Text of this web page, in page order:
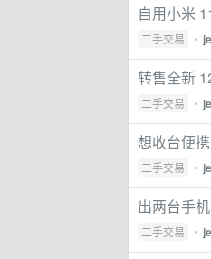
自用小米
二手交易 •
转售全新
二手交易 •
想收台便
二手交易 •
出两台手机
二手交易 •